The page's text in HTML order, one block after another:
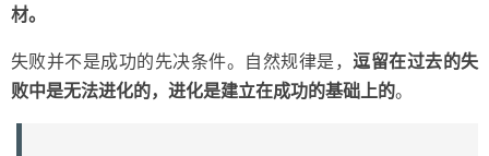
材。
失败并不是成功的先决条件。自然规律是，逗留在过去的失
败中是无法进化的，进化是建立在成功的基础上的。